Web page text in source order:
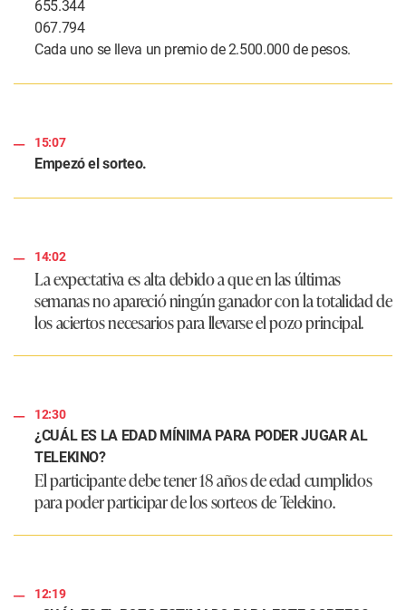
655.344
067.794
Cada uno se lleva un premio de 2.500.000 de pesos.
15:07
Empezó el sorteo.
14:02
La expectativa es alta debido a que en las últimas
semanas no apareció ningún ganador con la totalidad de
los aciertos necesarios para llevarse el pozo principal.
12:30
¿CUÁL ES LA EDAD MÍNIMA PARA PODER JUGAR AL
TELEKINO?
El participante debe tener 18 años de edad cumplidos
para poder participar de los sorteos de Telekino.
12:19